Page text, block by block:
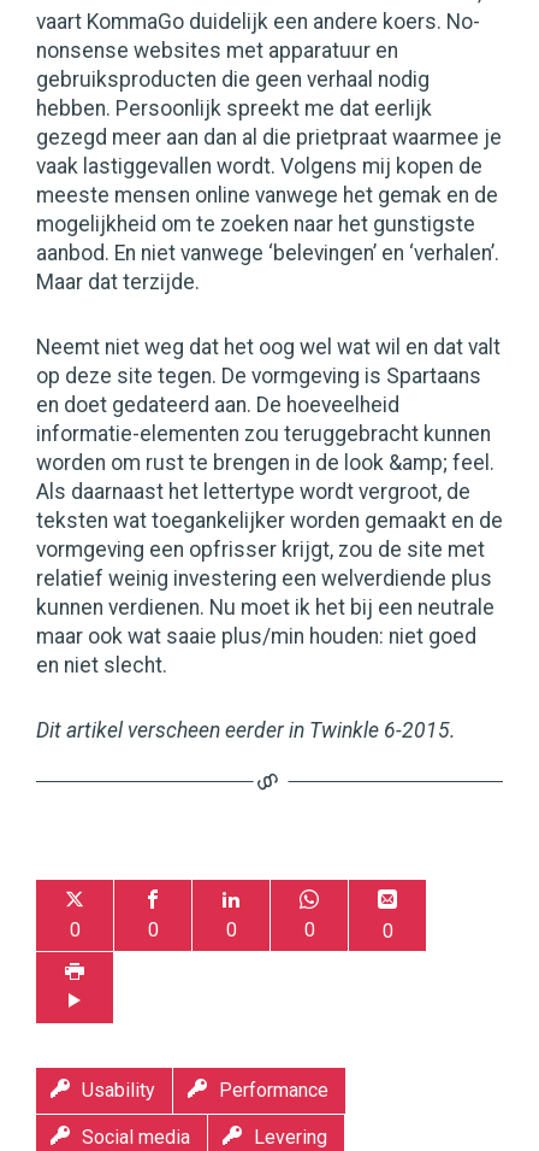
vaart KommaGo duidelijk een andere koers. No-
nonsense websites met apparatuur en
gebruiksproducten die geen verhaal nodig
hebben. Persoonlijk spreekt me dat eerlijk
gezegd meer aan dan al die prietpraat waarmee je
vaak lastiggevallen wordt. Volgens mij kopen de
meeste mensen online vanwege het gemak en de
mogelijkheid om te zoeken naar het gunstigste
aanbod. En niet vanwege ‘belevingen’ en ‘verhalen’.
Maar dat terzijde.
Neemt niet weg dat het oog wel wat wil en dat valt
op deze site tegen. De vormgeving is Spartaans
en doet gedateerd aan. De hoeveelheid
informatie-elementen zou teruggebracht kunnen
worden om rust te brengen in de look &amp; feel.
Als daarnaast het lettertype wordt vergroot, de
teksten wat toegankelijker worden gemaakt en de
vormgeving een opfrisser krijgt, zou de site met
relatief weinig investering een welverdiende plus
kunnen verdienen. Nu moet ik het bij een neutrale
maar ook wat saaie plus/min houden: niet goed
en niet slecht.
Dit artikel verscheen eerder in Twinkle 6-2015.
0 0 0 0 0
Usability Performance
Social media Levering